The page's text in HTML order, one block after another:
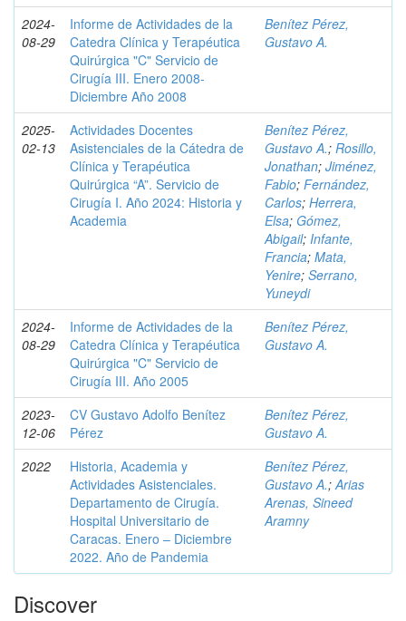
2024-
08-29
Informe de Actividades de la
Catedra Clínica y Terapéutica
Quirúrgica "C" Servicio de
Cirugía III. Enero 2008-
Diciembre Año 2008
Benítez Pérez,
Gustavo A.
2025-
02-13
Actividades Docentes
Asistenciales de la Cátedra de
Clínica y Terapéutica
Quirúrgica “A”. Servicio de
Cirugía I. Año 2024: Historia y
Academia
Benítez Pérez,
Gustavo A.; Rosillo,
Jonathan; Jiménez,
Fabio; Fernández,
Carlos; Herrera,
Elsa; Gómez,
Abigail; Infante,
Francia; Mata,
Yenire; Serrano,
Yuneydi
2024-
08-29
Informe de Actividades de la
Catedra Clínica y Terapéutica
Quirúrgica "C" Servicio de
Cirugía III. Año 2005
Benítez Pérez,
Gustavo A.
2023-
12-06
CV Gustavo Adolfo Benítez
Pérez
Benítez Pérez,
Gustavo A.
2022
Historia, Academia y
Actividades Asistenciales.
Departamento de Cirugía.
Hospital Universitario de
Caracas. Enero – Diciembre
2022. Año de Pandemia
Benítez Pérez,
Gustavo A.;Arias
Arenas, Sineed
Aramny
Discover